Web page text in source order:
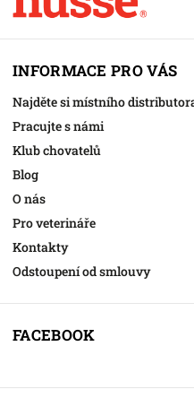
INFORMACE PRO VÁS
Najděte si místního
Pracujte s námi
Klub chovatelů
Blog
O nás
Pro veterináře
Kontakty
Odstoupení od smlouvy
FACEBOOK